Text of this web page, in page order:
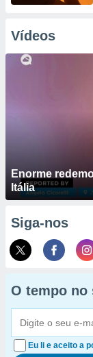
Vídeos
Enorme
Itália
Siga-nos
O tempo no
Eu li e aceito a